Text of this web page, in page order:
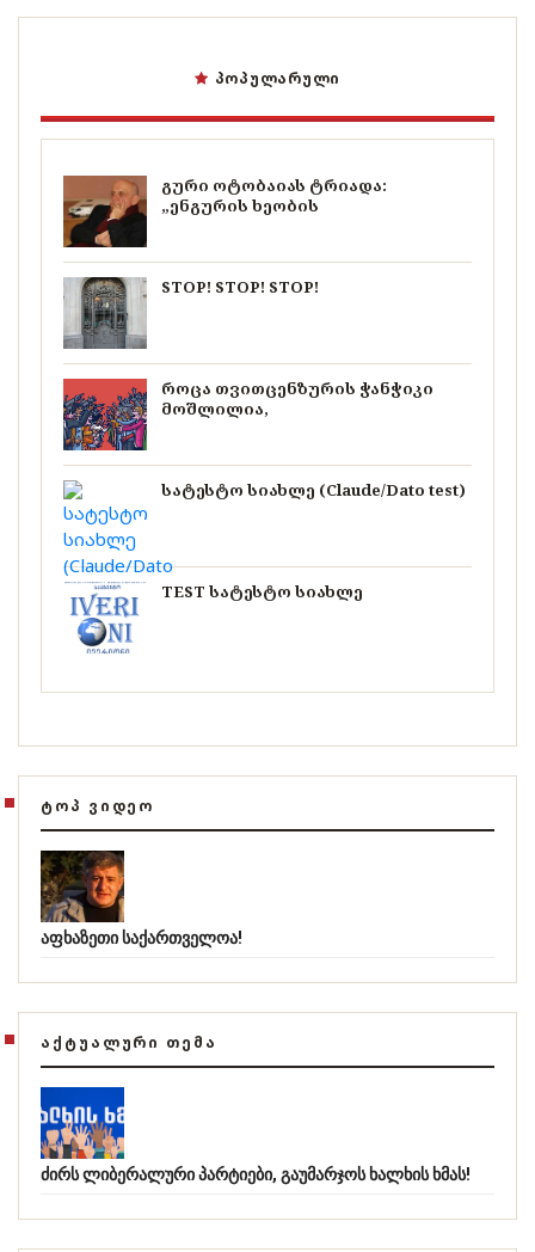
ᲞᲝᲞᲣᲚᲐᲠᲣᲚᲘ
გური ოტობაიას ტრიადა:
„ენგურის ხეობის
STOP! STOP! STOP!
როცა თვითცენზურის ჭანჭიკი
მოშლილია,
სატესტო სიახლე (Claude/Dato test)
TEST სატესტო სიახლე
ᲢᲝᲞ ᲕᲘᲓᲔᲝ
აფხაზეთი საქართველოა!
ᲐᲥᲢᲣᲐᲚᲣᲠᲘ ᲗᲔᲛᲐ
ძირს ლიბერალური პარტიები, გაუმარჯოს ხალხის ხმას!